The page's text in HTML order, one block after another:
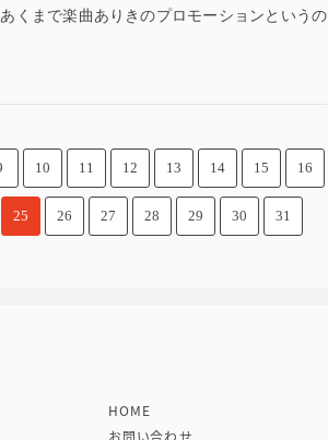
くまで楽曲ありきのプロモーションというの
10 11 12 13 14 15 16
25 26 27 28 29 30 31
HOME
お問い合わせ
ムズ社